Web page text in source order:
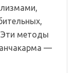
Эти методы
—